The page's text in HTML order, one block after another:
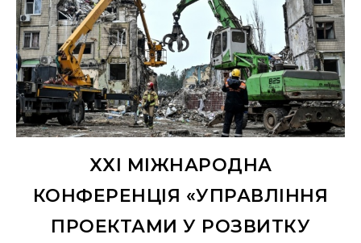
XXI МІЖНАРОДНА
КОНФЕРЕНЦІЯ «УПРАВЛІННЯ
ПРОЕКТАМИ У РОЗВИТКУ